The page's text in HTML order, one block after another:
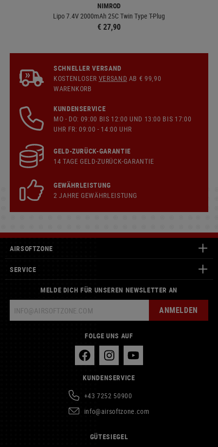
NIMROD
Lipo 7.4V 2000mAh 25C Twin Type T-Plug
€ 27,90
SCHNELLER VERSAND
KOSTENLOSER VERSAND AB € 99,90
WARENKORB
KUNDENSERVICE
MO - DO: 09:00 BIS 12:00 UND 13:00 BIS 17:00
UHR FR: 09:00 - 14:00 UHR
GELD-ZURÜCK-GARANTIE
14 TAGE GELD-ZURÜCK-GARANTIE
GEWÄHRLEISTUNG
2 JAHRE GEWÄHRLEISTUNG
AIRSOFTZONE
SERVICE
MELDE DICH FÜR UNSEREN NEWSLETTER AN
ANMELDEN
FOLGE UNS AUF
KUNDENSERVICE
+43 7252 50900
info@airsoftzone.com
GÜTESIEGEL